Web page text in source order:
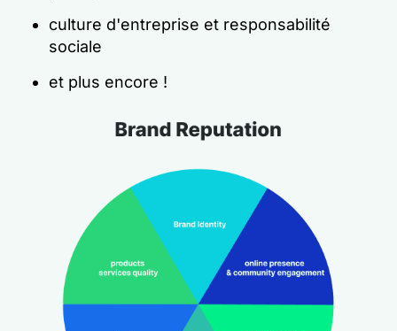
culture d'entreprise et responsabilité
sociale
et plus encore !